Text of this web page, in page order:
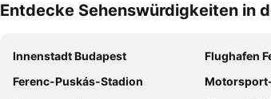
Entdecke Sehenswürdigkeiten in
Innenstadt Budapest Flughafen
Ferenc-Puskás-Stadion
Motorsport-